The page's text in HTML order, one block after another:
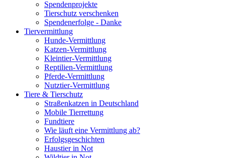
Spendenprojekte
Tierschutz verschenken
Spendenerfolge - Danke
Tiervermittlung
Hunde-Vermittlung
Katzen-Vermittlung
Kleintier-Vermittlung
Reptilien-Vermittlung
Pferde-Vermittlung
Nutztier-Vermittlung
Tiere & Tierschutz
Straßenkatzen in Deutschland
Mobile Tierrettung
Fundtiere
Wie läuft eine Vermittlung ab?
Erfolgsgeschichten
Haustier in Not